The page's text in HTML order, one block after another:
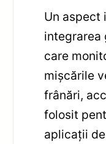
Un aspect
integrarea
care
mișcările
frânări,
folosit
aplicații